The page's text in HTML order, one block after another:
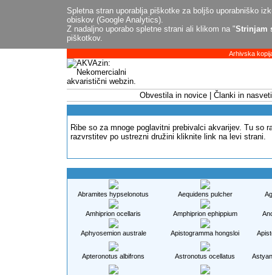
Spletna stran uporablja piškotke za boljšo uporabniško
obiskov (Google Analytics).
Z nadaljno uporabo spletne strani ali klikom na "Strinjam
piškotkov.
Arhivska
Obvestila in novice Članki in nasveti
Ribe so za mnoge poglavitni prebivalci akvarijev. Tu so
razvrstitev po ustrezni družini kliknite link na levi strani.
Abramites hypselonotus Aequidens pulcher
Amhiprion ocellaris Amphiprion ephippium
Aphyosemion australe Apistogramma hongsloi
Apteronotus albifrons Astronotus ocellatus